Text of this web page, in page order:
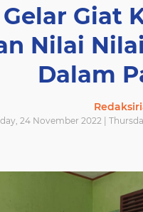
Giat
Nilai
Dalam
24 November 2022 |